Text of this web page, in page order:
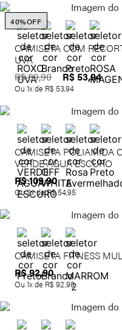
CAMISETA COM
UVA
40%OFF
R$89,90 R$53,94
Ou 1x de R$ 53,94
CAMISETA POLIAMIDA
VERDE ÁGUA ESCURO
R$109,90
Ou2x deR$ 54,95
CAMISETA FITNESS
R$92,90
Ou 1x de R$92,90